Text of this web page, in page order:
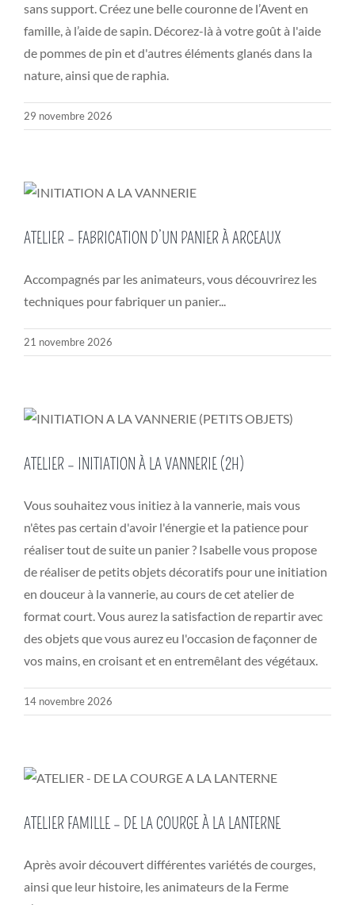
sans support. Créez une belle couronne de l’Avent en
famille, à l’aide de sapin. Décorez-là à votre goût à l'aide
de pommes de pin et d'autres éléments glanés dans la
nature, ainsi que de raphia.
29 novembre 2026
ATELIER – FABRICATION D’UN PANIER À ARCEAUX
Accompagnés par les animateurs, vous découvrirez les
techniques pour fabriquer un panier...
21 novembre 2026
ATELIER – INITIATION À LA VANNERIE (2H)
Vous souhaitez vous initiez à la vannerie, mais vous
n'êtes pas certain d'avoir l'énergie et la patience pour
réaliser tout de suite un panier ? Isabelle vous propose
de réaliser de petits objets décoratifs pour une initiation
en douceur à la vannerie, au cours de cet atelier de
format court. Vous aurez la satisfaction de repartir avec
des objets que vous aurez eu l'occasion de façonner de
vos mains, en croisant et en entremêlant des végétaux.
14 novembre 2026
ATELIER FAMILLE – DE LA COURGE À LA LANTERNE
Après avoir découvert différentes variétés de courges,
ainsi que leur histoire, les animateurs de la Ferme